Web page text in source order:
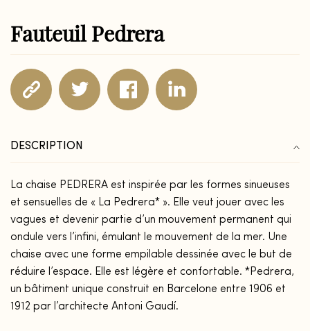
Fauteuil Pedrera
DESCRIPTION
La chaise PEDRERA est inspirée par les formes sinueuses
et sensuelles de « La Pedrera* ». Elle veut jouer avec les
vagues et devenir partie d’un mouvement permanent qui
ondule vers l’infini, émulant le mouvement de la mer. Une
chaise avec une forme empilable dessinée avec le but de
réduire l’espace. Elle est légère et confortable. *Pedrera,
un bâtiment unique construit en Barcelone entre 1906 et
1912 par l’architecte Antoni Gaudí.